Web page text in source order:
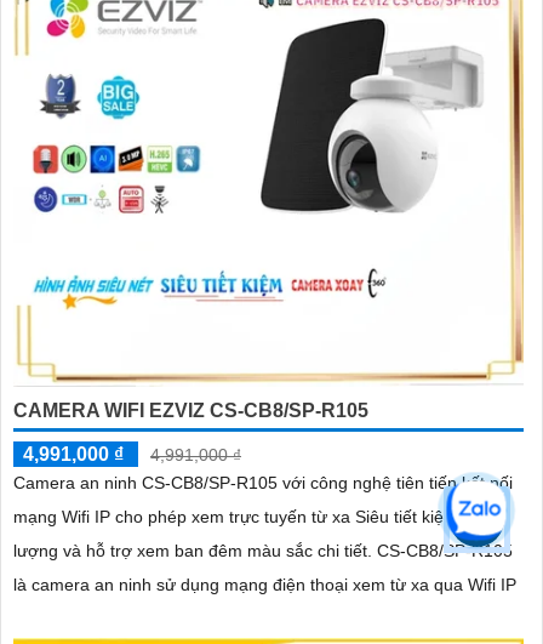
phát âm thanh to rõ
CAMERA WIFI EZVIZ CS-CB8/SP-R105
4,991,000 ₫
4,991,000 ₫
Camera an ninh CS-CB8/SP-R105 với công nghệ tiên tiến kết nối
mạng Wifi IP cho phép xem trực tuyến từ xa Siêu tiết kiệm năng
lượng và hỗ trợ xem ban đêm màu sắc chi tiết. CS-CB8/SP-R105
là camera an ninh sử dụng mạng điện thoại xem từ xa qua Wifi IP